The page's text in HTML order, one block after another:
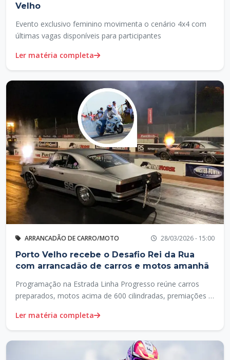
Velho
Evento exclusivo feminino movimenta o cenário 4x4 com
últimas vagas disponíveis para participantes
Ler matéria completa
ARRANCADÃO DE CARRO/MOTO 28/03/2026 - 15:00
Porto Velho recebe o Desafio Rei da Rua
com arrancadão de carros e motos amanhã
Programação na Estrada Linha Progresso reúne carros
preparados, motos acima de 600 cilindradas, premiações e
Ler matéria completa